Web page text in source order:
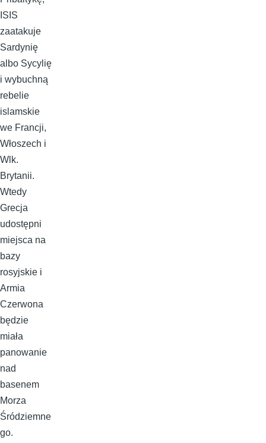
ISIS
zaatakuje
Sardynię
albo Sycylię
i wybuchną
rebelie
islamskie
we Francji,
Włoszech i
Wlk.
Brytanii.
Wtedy
Grecja
udostępni
miejsca na
bazy
rosyjskie i
Armia
Czerwona
będzie
miała
panowanie
nad
basenem
Morza
Śródziemne
go.